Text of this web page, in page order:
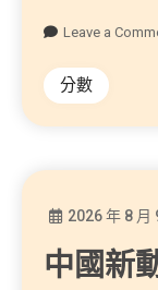
Leave a
分數
2026 年 8 月
中國新